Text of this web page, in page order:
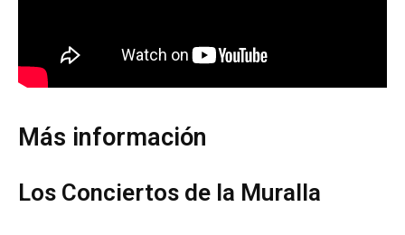
Más información
Los Conciertos de la Muralla